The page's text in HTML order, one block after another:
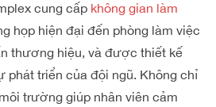
cung cấp không gian làm
họp hiện đại đến phòng làm việc
thương hiệu, và được thiết kế
phát triển của đội ngũ. Không chỉ
trường giúp nhân viên cảm